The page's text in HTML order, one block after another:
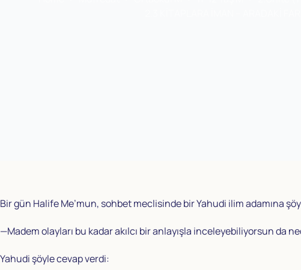
Bir gün Halife Me’mun, sohbet meclisinde bir Yahudi ilim adamına
—Madem olayları bu kadar akılcı bir anlayışla inceleyebiliyorsun da
Yahudi şöyle cevap verdi: